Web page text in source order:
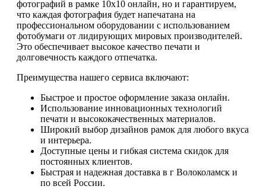
фотографий в рамке 10х10 онлайн, но и гарантируем,
что каждая фотография будет напечатана на
профессиональном оборудовании с использованием
фотобумаги от лидирующих мировых производителей.
Это обеспечивает высокое качество печати и
долговечность каждого отпечатка.
Преимущества нашего сервиса включают:
Быстрое и простое оформление заказа онлайн.
Использование инновационных технологий
печати и высококачественных материалов.
Широкий выбор дизайнов рамок для любого вкуса
и интерьера.
Доступные цены и гибкая система скидок для
постоянных клиентов.
Быстрая и надежная доставка в г Волоколамск и
по всей России.